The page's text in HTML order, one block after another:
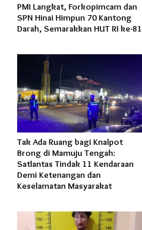
PMI Langkat, Forkopimcam dan
SPN Hinai Himpun 70 Kantong
Darah, Semarakkan HUT RI ke-81
Tak Ada Ruang bagi Knalpot
Brong di Mamuju Tengah:
Satlantas Tindak 11 Kendaraan
Demi Ketenangan dan
Keselamatan Masyarakat